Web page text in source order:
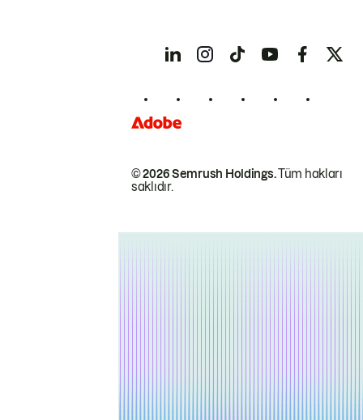
© 2026 Semrush Holdings.Tüm hakları
saklıdır.